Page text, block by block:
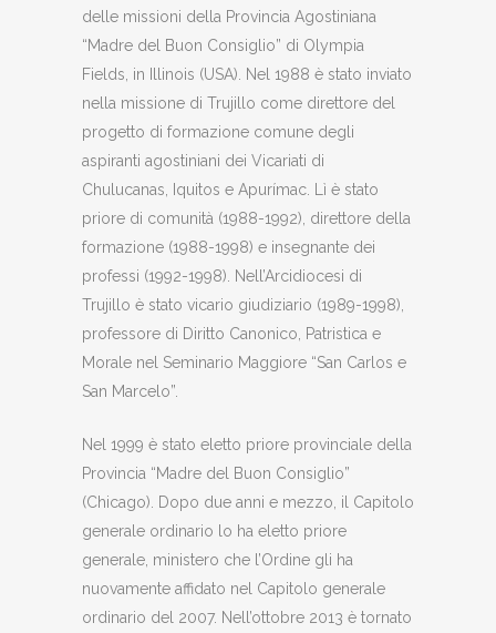
delle missioni della Provincia Agostiniana
“Madre del Buon Consiglio” di Olympia
Fields, in Illinois (USA). Nel 1988 è stato inviato
nella missione di Trujillo come direttore del
progetto di formazione comune degli
aspiranti agostiniani dei Vicariati di
Chulucanas, Iquitos e Apurímac. Lì è stato
priore di comunità (1988-1992), direttore della
formazione (1988-1998) e insegnante dei
professi (1992-1998). Nell’Arcidiocesi di
Trujillo è stato vicario giudiziario (1989-1998),
professore di Diritto Canonico, Patristica e
Morale nel Seminario Maggiore “San Carlos e
San Marcelo”.
Nel 1999 è stato eletto priore provinciale della
Provincia “Madre del Buon Consiglio”
(Chicago). Dopo due anni e mezzo, il Capitolo
generale ordinario lo ha eletto priore
generale, ministero che l’Ordine gli ha
nuovamente affidato nel Capitolo generale
ordinario del 2007. Nell’ottobre 2013 è tornato